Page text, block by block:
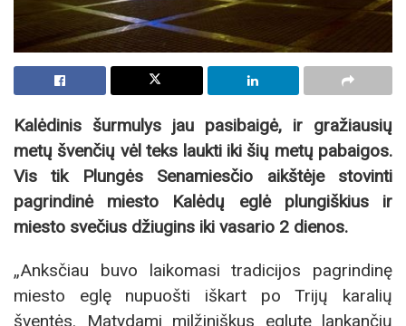
Kalėdinis šurmulys jau pasibaigė, ir gražiausių
metų švenčių vėl teks laukti iki šių metų pabaigos.
Vis tik Plungės Senamiesčio aikštėje stovinti
pagrindinė miesto Kalėdų eglė plungiškius ir
miesto svečius džiugins iki vasario 2 dienos.
„Anksčiau buvo laikomasi tradicijos pagrindinę
miesto eglę nupuošti iškart po Trijų karalių
šventės. Matydami milžiniškus eglutę lankančių